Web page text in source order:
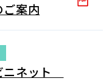
ご案内
ニネット